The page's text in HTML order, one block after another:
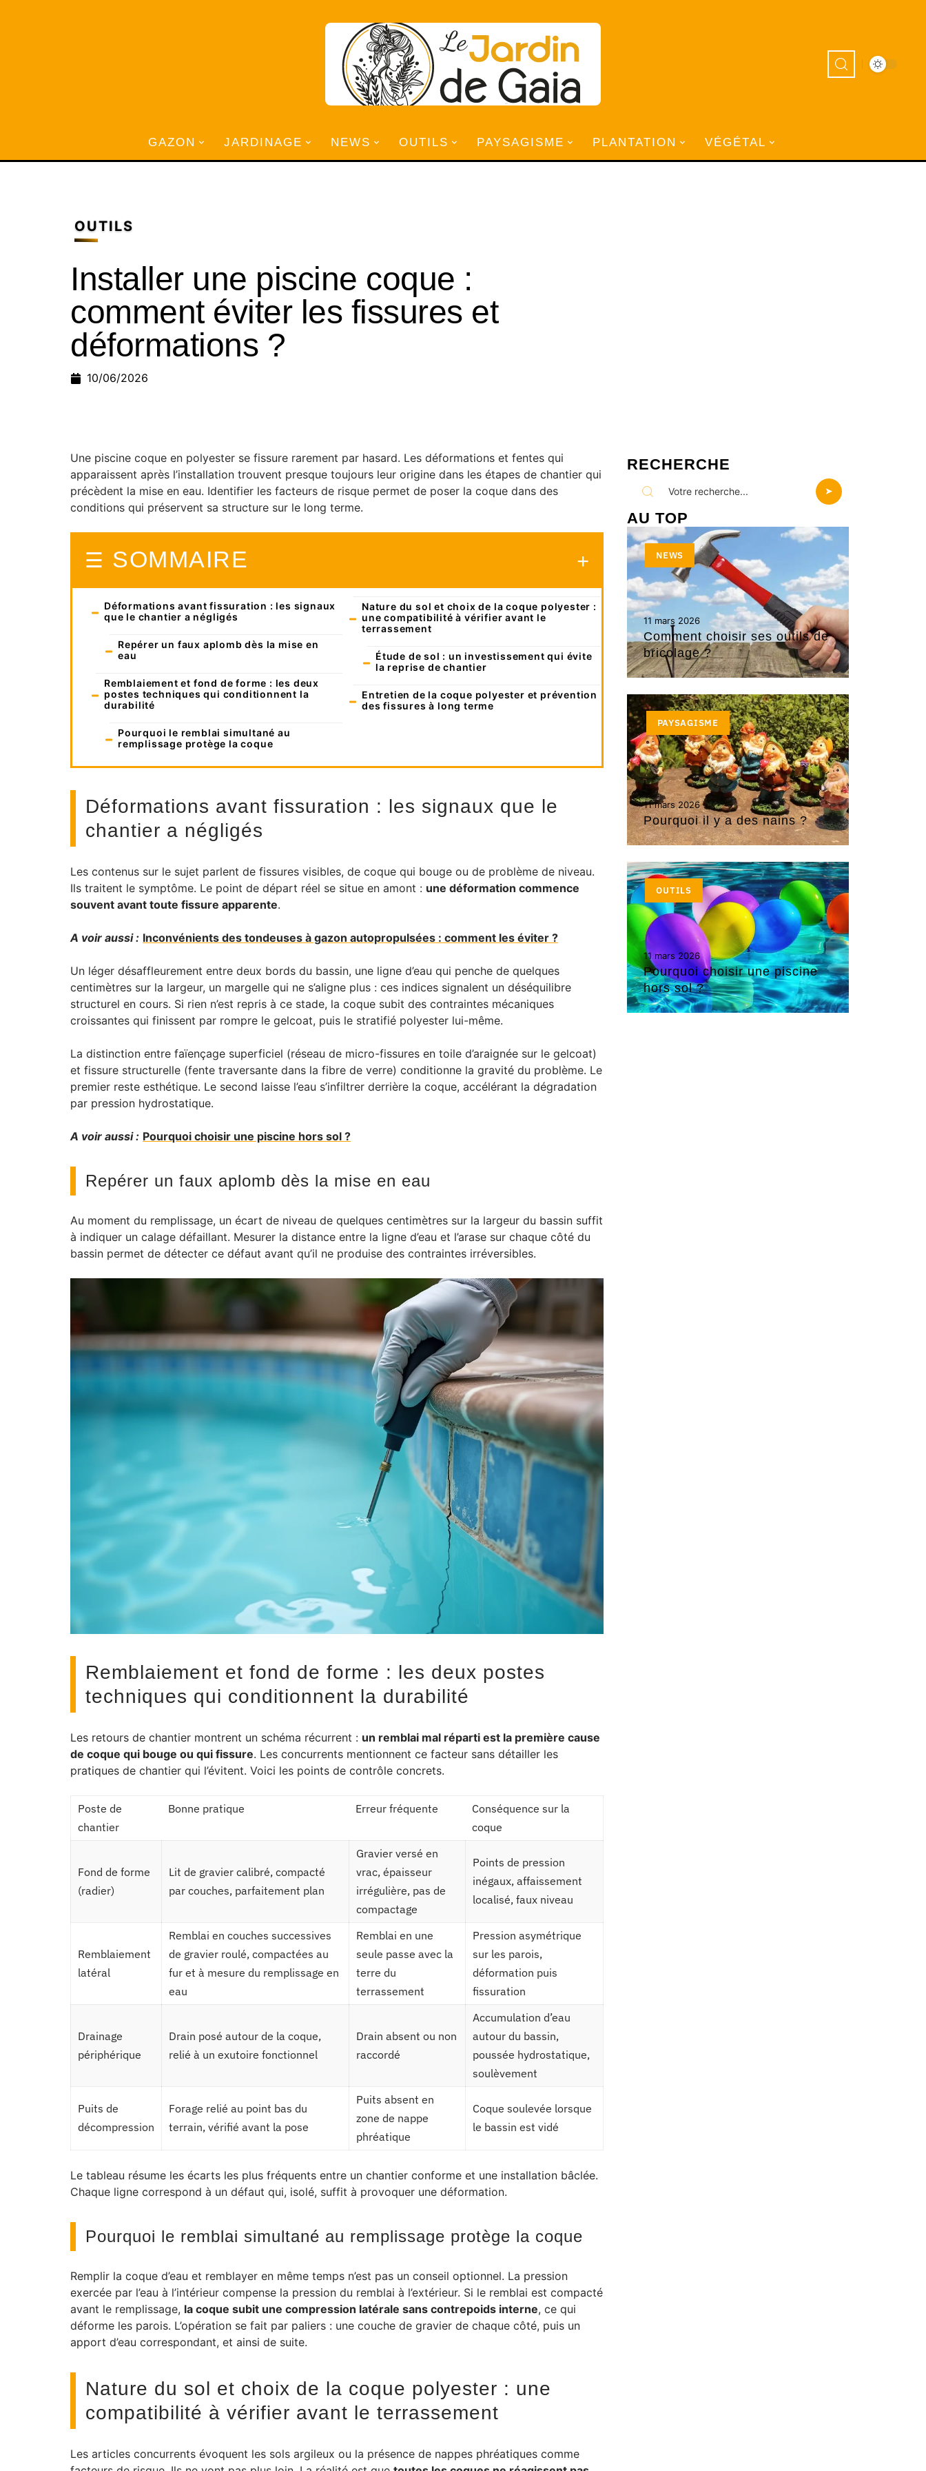
GAZON JARDINAGE NEWS OUTILS PAYSAGISME PLANTATION VÉGÉTAL
OUTILS
Installer une piscine coque :
comment éviter les fissures et
déformations ?
10/06/2026
Une piscine coque en polyester se fissure rarement par hasard. Les déformations et fentes qui
apparaissent après l’installation trouvent presque toujours leur origine dans les étapes de chantier qui
précèdent la mise en eau. Identifier les facteurs de risque permet de poser la coque dans des
conditions qui préservent sa structure sur le long terme.
SOMMAIRE
Déformations avant fissuration : les signaux
que le chantier a négligés
Repérer un faux aplomb dès la mise en
eau
Remblaiement et fond de forme : les deux
postes techniques qui conditionnent la
durabilité
Pourquoi le remblai simultané au
remplissage protège la coque
Nature du sol et choix de la coque polyester :
une compatibilité à vérifier avant le
terrassement
Étude de sol : un investissement qui évite
la reprise de chantier
Entretien de la coque polyester et prévention
des fissures à long terme
Déformations avant fissuration : les signaux que le
chantier a négligés
Les contenus sur le sujet parlent de fissures visibles, de coque qui bouge ou de problème de niveau.
Ils traitent le symptôme. Le point de départ réel se situe en amont : une déformation commence
souvent avant toute fissure apparente.
A voir aussi : Inconvénients des tondeuses à gazon autopropulsées : comment les éviter ?
Un léger désaffleurement entre deux bords du bassin, une ligne d’eau qui penche de quelques
centimètres sur la largeur, un margelle qui ne s’aligne plus : ces indices signalent un déséquilibre
structurel en cours. Si rien n’est repris à ce stade, la coque subit des contraintes mécaniques
croissantes qui finissent par rompre le gelcoat, puis le stratifié polyester lui-même.
La distinction entre faïençage superficiel (réseau de micro-fissures en toile d’araignée sur le gelcoat)
et fissure structurelle (fente traversante dans la fibre de verre) conditionne la gravité du problème. Le
premier reste esthétique. Le second laisse l’eau s’infiltrer derrière la coque, accélérant la dégradation
par pression hydrostatique.
A voir aussi : Pourquoi choisir une piscine hors sol ?
Repérer un faux aplomb dès la mise en eau
Au moment du remplissage, un écart de niveau de quelques centimètres sur la largeur du bassin suffit
à indiquer un calage défaillant. Mesurer la distance entre la ligne d’eau et l’arase sur chaque côté du
bassin permet de détecter ce défaut avant qu’il ne produise des contraintes irréversibles.
Remblaiement et fond de forme : les deux postes
techniques qui conditionnent la durabilité
Les retours de chantier montrent un schéma récurrent : un remblai mal réparti est la première cause
de coque qui bouge ou qui fissure. Les concurrents mentionnent ce facteur sans détailler les
pratiques de chantier qui l’évitent. Voici les points de contrôle concrets.
Poste de
chantier
Bonne pratique Erreur fréquente
Conséquence sur la
coque
Fond de forme
(radier)
Lit de gravier calibré, compacté
par couches, parfaitement plan
Gravier versé en
vrac, épaisseur
irrégulière, pas de
compactage
Points de pression
inégaux, affaissement
localisé, faux niveau
Remblaiement
latéral
Remblai en couches successives
de gravier roulé, compactées au
fur et à mesure du remplissage en
eau
Remblai en une
seule passe avec la
terre du
terrassement
Pression asymétrique
sur les parois,
déformation puis
fissuration
Drainage
périphérique
Drain posé autour de la coque,
relié à un exutoire fonctionnel
Drain absent ou non
raccordé
Accumulation d’eau
autour du bassin,
poussée hydrostatique,
soulèvement
Puits de
décompression
Forage relié au point bas du
terrain, vérifié avant la pose
Puits absent en
zone de nappe
phréatique
Coque soulevée lorsque
le bassin est vidé
Le tableau résume les écarts les plus fréquents entre un chantier conforme et une installation bâclée.
Chaque ligne correspond à un défaut qui, isolé, suffit à provoquer une déformation.
Pourquoi le remblai simultané au remplissage protège la coque
Remplir la coque d’eau et remblayer en même temps n’est pas un conseil optionnel. La pression
exercée par l’eau à l’intérieur compense la pression du remblai à l’extérieur. Si le remblai est compacté
avant le remplissage, la coque subit une compression latérale sans contrepoids interne, ce qui
déforme les parois. L’opération se fait par paliers : une couche de gravier de chaque côté, puis un
apport d’eau correspondant, et ainsi de suite.
Nature du sol et choix de la coque polyester : une
compatibilité à vérifier avant le terrassement
Les articles concurrents évoquent les sols argileux ou la présence de nappes phréatiques comme
RECHERCHE
AU TOP
NEWS
11 mars 2026
Comment choisir ses outils de
bricolage ?
PAYSAGISME
11 mars 2026
Pourquoi il y a des nains ?
OUTILS
11 mars 2026
Pourquoi choisir une piscine
hors sol ?